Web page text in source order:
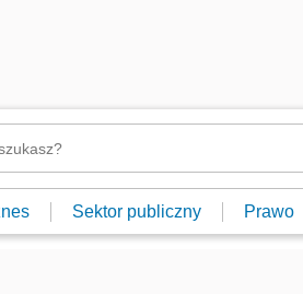
Sektor publiczny Prawo